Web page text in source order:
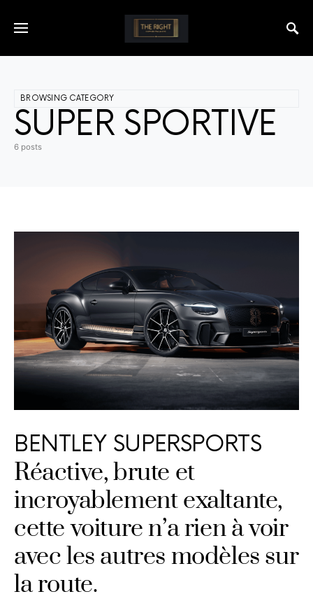
BROWSING CATEGORY
SUPER SPORTIVE
6 posts
BENTLEY SUPERSPORTS
Réactive, brute et
incroyablement exaltante,
cette voiture n’a rien à voir
avec les autres modèles sur
la route.